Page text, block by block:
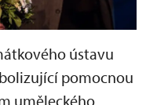
ústavu
pomocnou
uměleckého